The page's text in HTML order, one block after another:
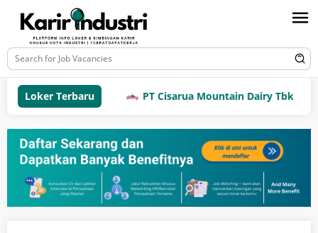
Loker Terbaru PT Cisarua Mountain Dairy Tbk